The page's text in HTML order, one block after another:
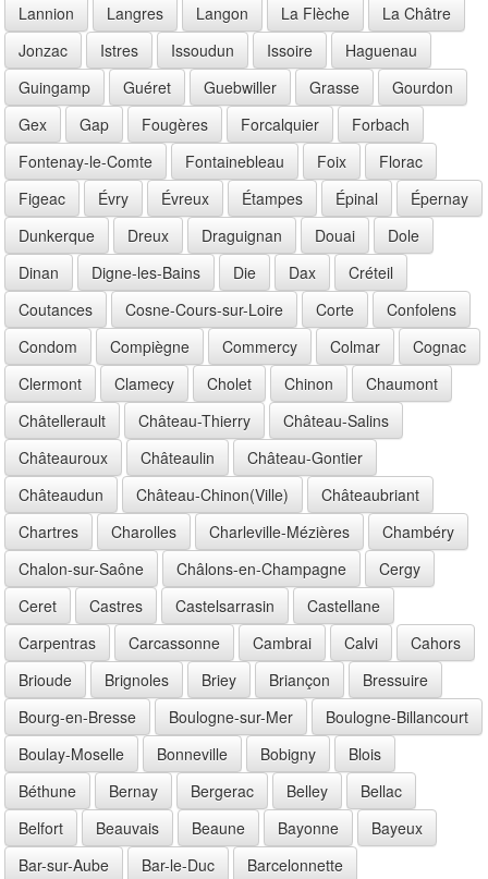
Lannion Langres Langon La Flèche
La Châtre
Jonzac
Istres Issoudun Issoire
Haguenau
Guingamp
Guéret Guebwiller Grasse
Gourdon
Gex
Gap Fougères Forcalquier
Forbach
Fontenay-le-Comte
Fontainebleau Foix
Florac
Figeac
Évry Évreux Étampes Épinal
Épernay
Dunkerque
Dreux Draguignan Douai
Dole
Dinan
Digne-les-Bains Die Dax
Créteil
Coutances
Cosne-Cours-sur-Loire Corte
Confolens
Condom
Compiègne Commercy Colmar
Cognac
Clermont
Clamecy Cholet Chinon
Chaumont
Châtellerault
Château-Thierry
Château-Salins
Châteauroux
Châteaulin
Château-Gontier
Châteaudun
Château-Chinon(Ville)
Châteaubriant
Chartres
Charolles Charleville-Mézières
Chambéry
Chalon-sur-Saône
Châlons-en-Champagne
Cergy
Ceret
Castres Castelsarrasin
Castellane
Carpentras
Carcassonne Cambrai Calvi
Cahors
Brioude
Brignoles Briey Briançon
Bressuire
Bourg-en-Bresse
Boulogne-sur-Mer
Boulogne-Billancourt
Boulay-Moselle
Bonneville Bobigny
Blois
Béthune
Bernay Bergerac Belley
Bellac
Belfort
Beauvais Beaune Bayonne
Bayeux
Bar-sur-Aube
Bar-le-Duc
Barcelonnette